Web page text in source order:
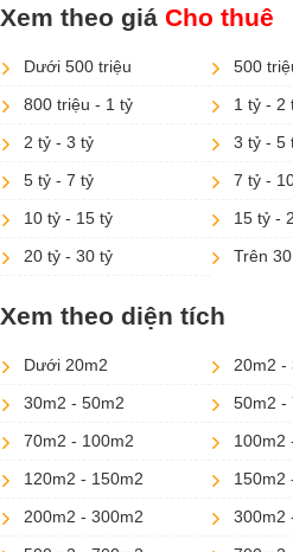
Xem theo giá Cho thuê
Dưới 500 triệu
500
800 triệu - 1 tỷ
1 tỷ - 2
2 tỷ - 3 tỷ
3 tỷ - 5
5 tỷ - 7 tỷ
7 tỷ -
10 tỷ - 15 tỷ
15 tỷ -
20 tỷ - 30 tỷ
Trên
Xem theo diện tích
Dưới 20m2
20m2 -
30m2 - 50m2
50m2 -
70m2 - 100m2
100m2
120m2 - 150m2
150m2
200m2 - 300m2
300m2